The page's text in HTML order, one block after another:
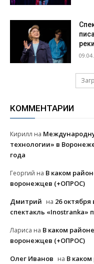
КОММЕНТАРИИ
Кирилл на
технологии» в
года
Георгий на В каком
воронежцев (+ОПРОС)
Дмитрий на 26
спектакль «Inostranka»
Лариса на В каком
воронежцев (+ОПРОС)
Олег Иванов на В